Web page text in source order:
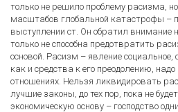
только не решило проблему расизма, но
масштабов глобальной катастрофы –
выступлении ст. Он обратил внимание
только не способна предотвратить
основой. Расизм – явление социальное,
как и средства к его преодолению,
отношениях. Нельзя ликвидировать
лучшие законы, до тех пор, пока не
экономическую основу – господство